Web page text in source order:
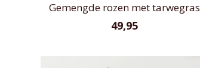
Gemengde rozen met tarwegras
49,95